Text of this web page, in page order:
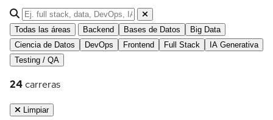
Buscar itinerarios
Todas las áreas Backend Bases de Datos
Big Data
Ciencia de Datos
DevOps Frontend Full Stack
IA Generativa
Testing / QA
24 carreras
Limpiar